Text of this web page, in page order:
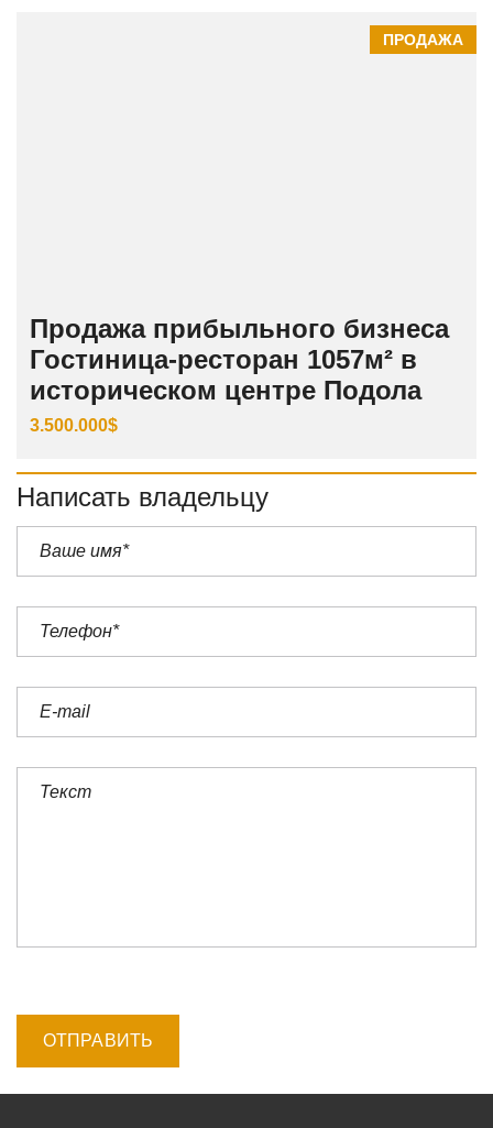
ПРОДАЖА
Продажа прибыльного бизнеса
Гостиница-ресторан 1057м² в
историческом центре Подола
3.500.000$
Написать владельцу